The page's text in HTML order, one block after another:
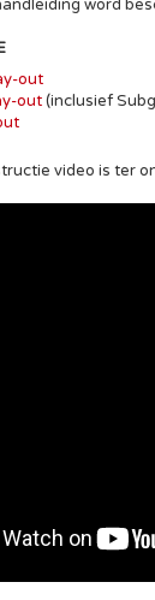
word
out
out(inclusief
video is ter